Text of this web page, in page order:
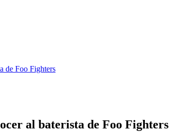
de Foo Fighters
al baterista de Foo Fighters